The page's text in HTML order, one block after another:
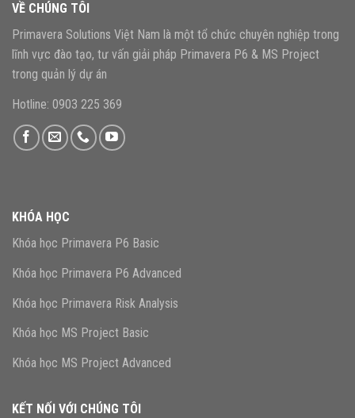
VỀ CHÚNG TÔI
Primavera Solutions Việt Nam là một tổ chức chuyên nghiệp trong
lĩnh vực đào tạo, tư vấn giải pháp Primavera P6 & MS Project
trong quản lý dự án
Hotline: 0903 225 369
KHÓA HỌC
Khóa học Primavera P6 Basic
Khóa học Primavera P6 Advanced
Khóa học Primavera Risk Analysis
Khóa học MS Project Basic
Khóa học MS Project Advanced
KẾT NỐI VỚI CHÚNG TÔI